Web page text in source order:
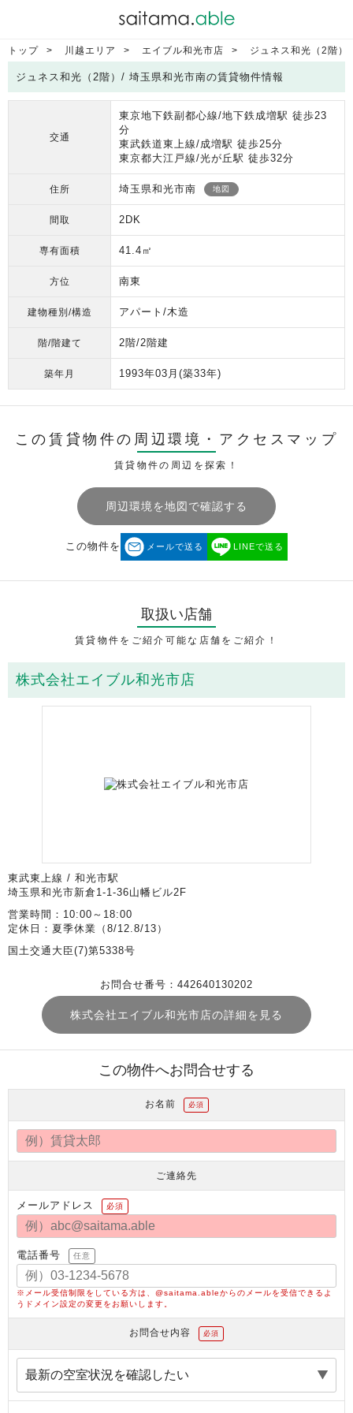
トップ 川越エリア エイブル和光市店 ジュネス和光（2階）
ジュネス和光（2階）/ 埼玉県和光市南の賃貸物件情報
交通
東京地下鉄副都心線/地下鉄成増駅 徒歩23
分
東武鉄道東上線/成増駅 徒歩25分
東京都大江戸線/光が丘駅 徒歩32分
住所 埼玉県和光市南 地図
間取 2DK
専有面積 41.4㎡
方位 南東
建物種別/構造 アパート/木造
階/階建て 2階/2階建
築年月 1993年03月 (築33年)
この賃貸物件の周辺環境・ アクセスマップ
賃貸物件の周辺を探索！
周辺環境を地図で確認する
この物件を メールで送る LINEで送る
取扱い店舗
賃貸物件をご紹介可能な店舗をご紹介！
株式会社エイブル和光市店
東武東上線 / 和光市駅
埼玉県和光市新倉1-1-36山幡ビル2F
営業時間：10:00～18:00
定休日：夏季休業（8/12.8/13）
国土交通大臣(7)第5338号
お問合せ番号：442640130202
株式会社エイブル和光市店の詳細を見る
この物件へお問合せする
お名前 必須
ご連絡先
メールアドレス 必須
電話番号 任意
※メール受信制限をしている方は、@saitama.ableからのメールを受信できるよ
うドメイン設定の変更をお願いします。
お問合せ内容 必須